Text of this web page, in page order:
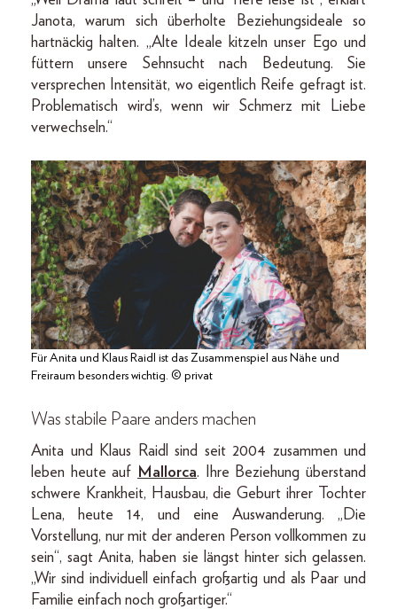
Janota, warum sich überholte Beziehungsideale so
hartnäckig halten. „Alte Ideale kitzeln unser Ego und
füttern unsere Sehnsucht nach Bedeutung. Sie
versprechen Intensität, wo eigentlich Reife gefragt ist.
Problematisch wird’s, wenn wir Schmerz mit Liebe
verwechseln.“
Für Anita und Klaus Raidl ist das Zusammenspiel aus Nähe und
Freiraum besonders wichtig. © privat
Was stabile Paare anders machen
Anita und Klaus Raidl sind seit 2004 zusammen und
leben heute auf Mallorca. Ihre Beziehung überstand
schwere Krankheit, Hausbau, die Geburt ihrer Tochter
Lena, heute 14, und eine Auswanderung. „Die
Vorstellung, nur mit der anderen Person vollkommen zu
sein“, sagt Anita, haben sie längst hinter sich gelassen.
„Wir sind individuell einfach großartig und als Paar und
Familie einfach noch großartiger.“